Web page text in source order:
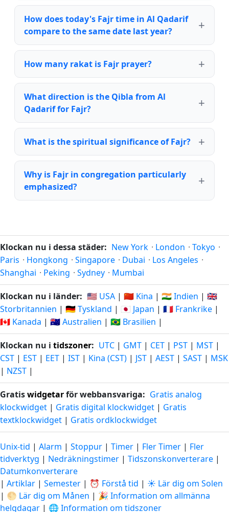
How does today's Fajr time in Al Qadarif
compare to the same date last year?
How many rakat is Fajr prayer?
What direction is the Qibla from Al
Qadarif for Fajr?
What is the spiritual significance of Fajr?
Why is Fajr in congregation particularly
emphasized?
Klockan nu i dessa städer: New York · London · Tokyo ·
Paris · Hongkong · Singapore · Dubai · Los Angeles ·
Shanghai · Peking · Sydney · Mumbai
Klockan nu i länder: 🇺🇸 USA | 🇨🇳 Kina | 🇮🇳 Indien | 🇬🇧
Storbritannien | 🇩🇪 Tyskland | 🇯🇵 Japan | 🇫🇷 Frankrike |
🇨🇦 Kanada | 🇦🇺 Australien | 🇧🇷 Brasilien |
Klockan nu i tidszoner: UTC | GMT | CET | PST | MST |
CST | EST | EET | IST | Kina (CST) | JST | AEST | SAST | MSK
| NZST |
Gratiswidgetarför webbansvariga: Gratis analog
klockwidget | Gratis digital klockwidget | Gratis
textklockwidget | Gratis ordklockwidget
Unix-tid | Alarm | Stoppur | Timer | Fler Timer | Fler
tidverktyg | Nedräkningstimer | Tidszonskonverterare |
Datumkonverterare
| Artiklar | Semester | ⏰ Förstå tid | ☀️ Lär dig om Solen
| 🌕 Lär dig om Månen | 🎉 Information om allmänna
helgdagar | 🌐 Information om tidszoner